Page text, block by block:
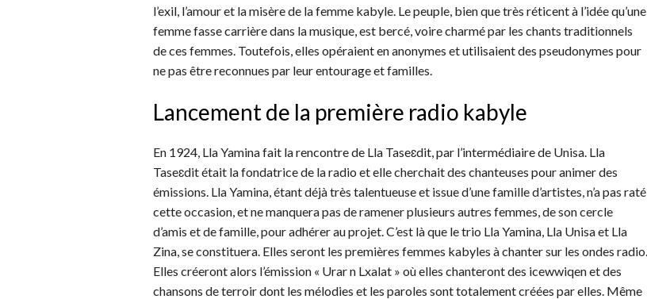
l’exil, l’amour et la misère de la femme kabyle. Le peuple, bien que très réticent à l’idée qu’une
femme fasse carrière dans la musique, est bercé, voire charmé par les chants traditionnels
de ces femmes. Toutefois, elles opéraient en anonymes et utilisaient des pseudonymes pour
ne pas être reconnues par leur entourage et familles.
Lancement de la première radio kabyle
En 1924, Lla Yamina fait la rencontre de Lla Taseɛdit, par l’intermédiaire de Unisa. Lla
Taseɛdit était la fondatrice de la radio et elle cherchait des chanteuses pour animer des
émissions. Lla Yamina, étant déjà très talentueuse et issue d’une famille d’artistes, n’a pas raté
cette occasion, et ne manquera pas de ramener plusieurs autres femmes, de son cercle
d’amis et de famille, pour adhérer au projet. C’est là que le trio Lla Yamina, Lla Unisa et Lla
Zina, se constituera. Elles seront les premières femmes kabyles à chanter sur les ondes radio.
Elles créeront alors l’émission « Urar n Lxalat » où elles chanteront des icewwiqen et des
chansons de terroir dont les mélodies et les paroles sont totalement créées par elles. Même